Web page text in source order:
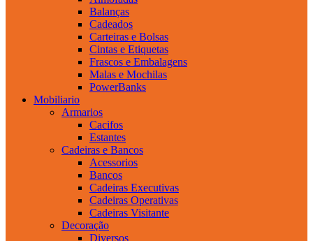
Balanças
Cadeados
Carteiras e Bolsas
Cintas e Etiquetas
Frascos e Embalagens
Malas e Mochilas
PowerBanks
Mobiliario
Armarios
Cacifos
Estantes
Cadeiras e Bancos
Acessorios
Bancos
Cadeiras Executivas
Cadeiras Operativas
Cadeiras Visitante
Decoração
Diversos